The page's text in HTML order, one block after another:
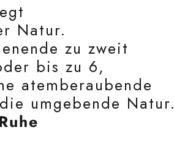
Natur.
zu zweit
bis zu 6,
atemberaubende
umgebende Natur.